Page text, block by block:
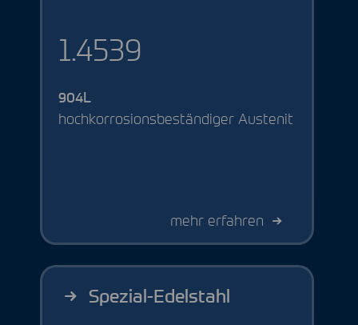
1.4539
904L
hochkorrosionsbeständiger Austenit
mehr erfahren
Spezial-Edelstahl